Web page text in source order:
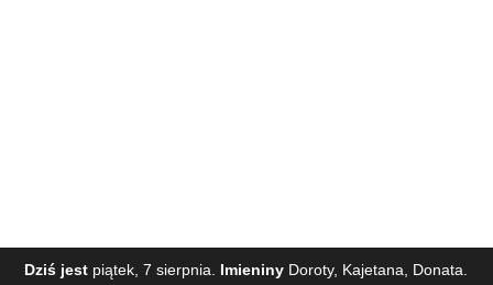
Dziś jest piątek, 7 sierpnia. Imieniny Doroty, Kajetana, Donata.